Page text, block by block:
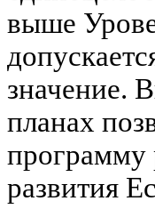
выше
значение.
планах
программу
развития